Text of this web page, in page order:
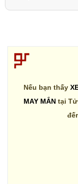
Nếu bạn thấy
MAY MẮN tại